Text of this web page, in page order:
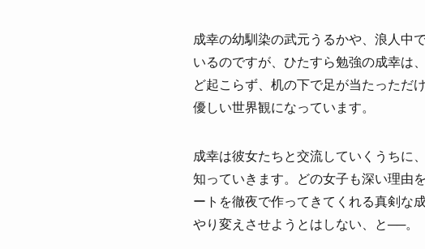
成幸の幼馴染の武元うるかや、浪人中
いるのですが、ひたすら勉強の成幸は
ど起こらず、机の下で足が当たっただ
優しい世界観になっています。
成幸は彼女たちと交流していくうちに
知っていきます。どの女子も深い理由
ートを徹夜で作ってきてくれる真剣な
やり変えさせようとはしない、と──。